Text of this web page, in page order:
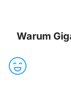
Warum